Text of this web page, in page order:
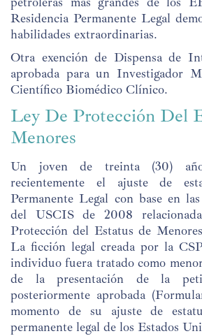
Residencia Permanente Legal
habilidades extraordinarias.
Otra exención de Dispensa de
aprobada para un Investigador
Científico Biomédico Clínico.
Ley De Protección Del
Menores
Un joven de treinta (30)
recientemente el ajuste de
Permanente Legal con base en
del USCIS de 2008
Protección del Estatus de
La ficción legal creada por la
individuo fuera tratado como
de la presentación de la
posteriormente aprobada
momento de su ajuste de
permanente legal de los Estados